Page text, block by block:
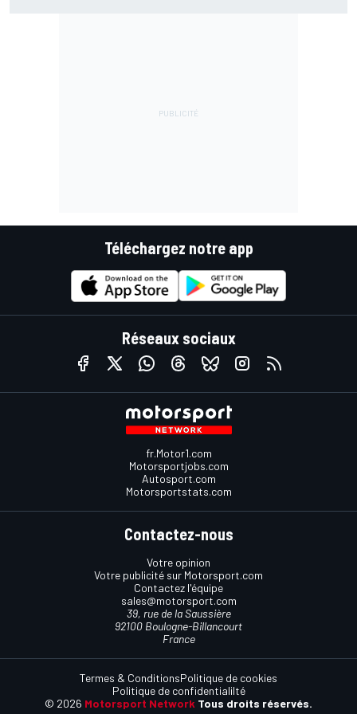
Téléchargez notre app
Réseaux sociaux
fr.Motor1.com
Motorsportjobs.com
Autosport.com
Motorsportstats.com
Contactez-nous
Votre opinion
Votre publicité sur Motorsport.com
Contactez l'équipe
sales@motorsport.com
39, rue de la Saussière
92100 Boulogne-Billancourt
France
© 2026 Motorsport Network Tous droits réservés.
Termes & ConditionsPolitique de cookies
Politique de confidentialilté